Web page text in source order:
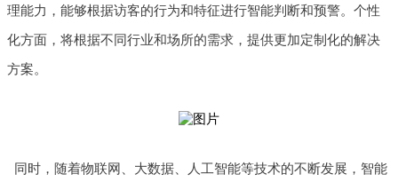
理能力，能够根据访客的行为和特征进行智能判断和预警。个性
化方面，将根据不同行业和场所的需求，提供更加定制化的解决
方案。
同时，随着物联网、大数据、人工智能等技术的不断发展，智能